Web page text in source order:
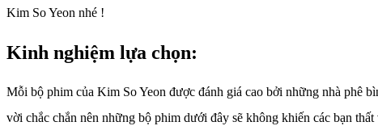
Kim So Yeon nhé !
Kinh nghiệm lựa chọn:
Mỗi bộ phim của Kim So Yeon được đánh giá cao bởi những nhà phê
vời chắc chắn nên những bộ phim dưới đây sẽ không khiến các bạn thất